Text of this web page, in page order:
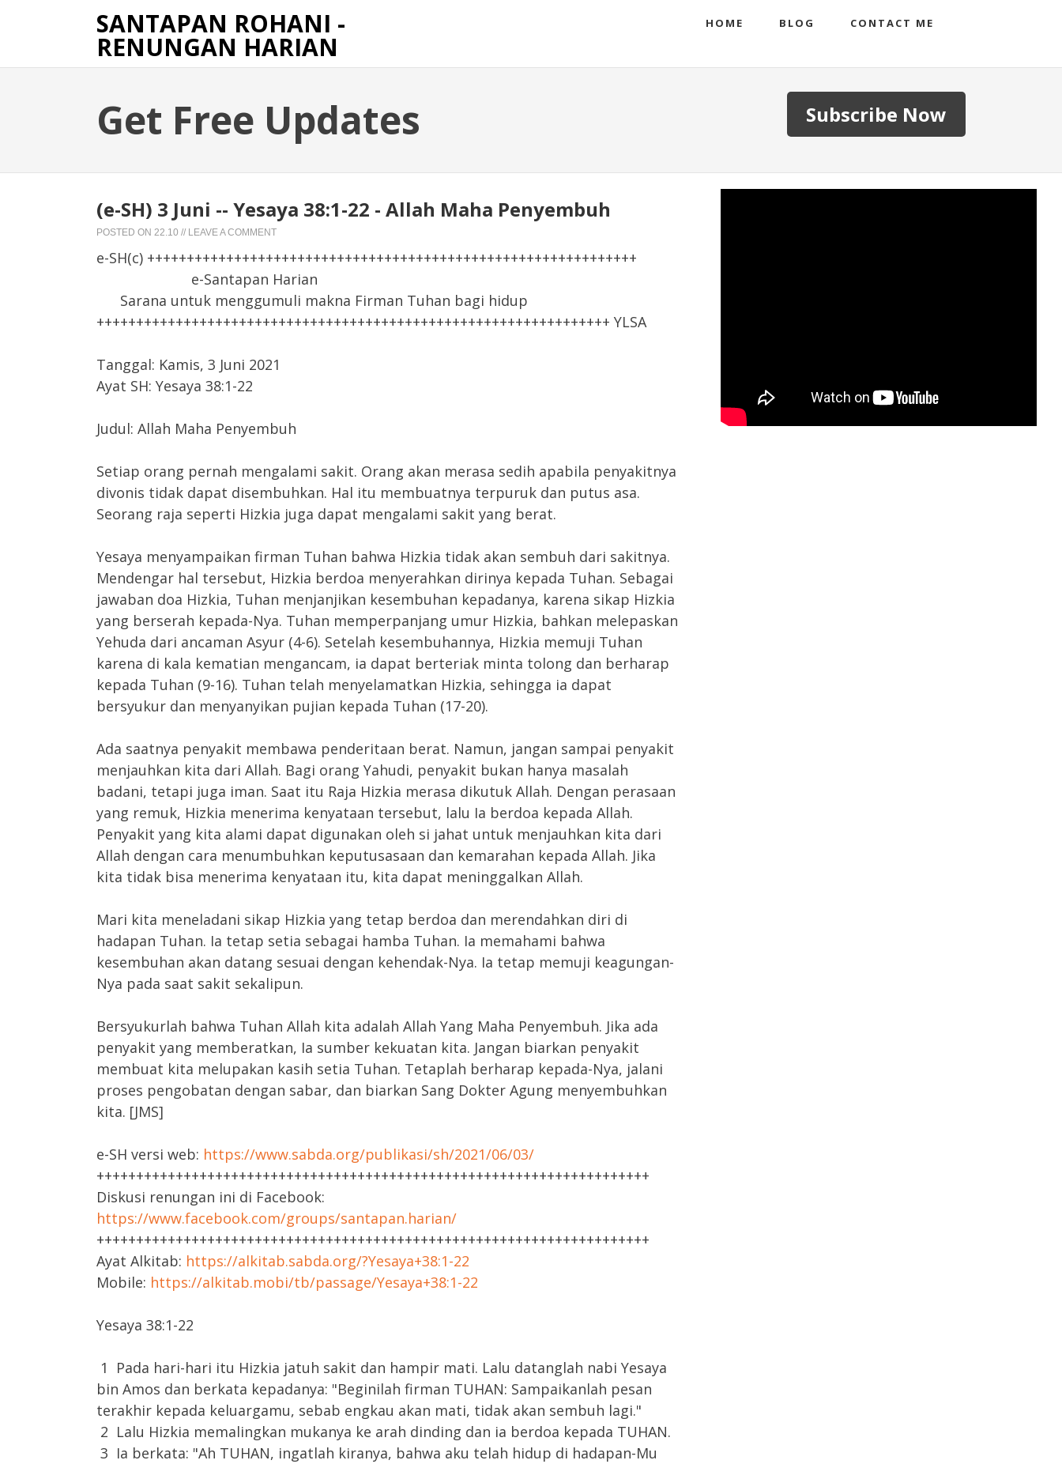
SANTAPAN ROHANI -
RENUNGAN HARIAN
HOME BLOG CONTACT ME
Get Free Updates Subscribe Now
(e-SH) 3 Juni -- Yesaya 38:1-22 - Allah Maha Penyembuh
POSTED ON 22.10 // LEAVE A COMMENT
e-SH(c) ++++++++++++++++++++++++++++++++++++++++++++++++++++++++++++++
e-Santapan Harian
Sarana untuk menggumuli makna Firman Tuhan bagi hidup
+++++++++++++++++++++++++++++++++++++++++++++++++++++++++++++++++ YLSA
Tanggal: Kamis, 3 Juni 2021
Ayat SH: Yesaya 38:1-22
Judul: Allah Maha Penyembuh
Setiap orang pernah mengalami sakit. Orang akan merasa sedih apabila penyakitnya
divonis tidak dapat disembuhkan. Hal itu membuatnya terpuruk dan putus asa.
Seorang raja seperti Hizkia juga dapat mengalami sakit yang berat.
Yesaya menyampaikan firman Tuhan bahwa Hizkia tidak akan sembuh dari sakitnya.
Mendengar hal tersebut, Hizkia berdoa menyerahkan dirinya kepada Tuhan. Sebagai
jawaban doa Hizkia, Tuhan menjanjikan kesembuhan kepadanya, karena sikap Hizkia
yang berserah kepada-Nya. Tuhan memperpanjang umur Hizkia, bahkan melepaskan
Yehuda dari ancaman Asyur (4-6). Setelah kesembuhannya, Hizkia memuji Tuhan
karena di kala kematian mengancam, ia dapat berteriak minta tolong dan berharap
kepada Tuhan (9-16). Tuhan telah menyelamatkan Hizkia, sehingga ia dapat
bersyukur dan menyanyikan pujian kepada Tuhan (17-20).
Ada saatnya penyakit membawa penderitaan berat. Namun, jangan sampai penyakit
menjauhkan kita dari Allah. Bagi orang Yahudi, penyakit bukan hanya masalah
badani, tetapi juga iman. Saat itu Raja Hizkia merasa dikutuk Allah. Dengan perasaan
yang remuk, Hizkia menerima kenyataan tersebut, lalu Ia berdoa kepada Allah.
Penyakit yang kita alami dapat digunakan oleh si jahat untuk menjauhkan kita dari
Allah dengan cara menumbuhkan keputusasaan dan kemarahan kepada Allah. Jika
kita tidak bisa menerima kenyataan itu, kita dapat meninggalkan Allah.
Mari kita meneladani sikap Hizkia yang tetap berdoa dan merendahkan diri di
hadapan Tuhan. Ia tetap setia sebagai hamba Tuhan. Ia memahami bahwa
kesembuhan akan datang sesuai dengan kehendak-Nya. Ia tetap memuji keagungan-
Nya pada saat sakit sekalipun.
Bersyukurlah bahwa Tuhan Allah kita adalah Allah Yang Maha Penyembuh. Jika ada
penyakit yang memberatkan, Ia sumber kekuatan kita. Jangan biarkan penyakit
membuat kita melupakan kasih setia Tuhan. Tetaplah berharap kepada-Nya, jalani
proses pengobatan dengan sabar, dan biarkan Sang Dokter Agung menyembuhkan
kita. [JMS]
e-SH versi web: https://www.sabda.org/publikasi/sh/2021/06/03/
++++++++++++++++++++++++++++++++++++++++++++++++++++++++++++++++++++++
Diskusi renungan ini di Facebook:
https://www.facebook.com/groups/santapan.harian/
++++++++++++++++++++++++++++++++++++++++++++++++++++++++++++++++++++++
Ayat Alkitab: https://alkitab.sabda.org/?Yesaya+38:1-22
Mobile: https://alkitab.mobi/tb/passage/Yesaya+38:1-22
Yesaya 38:1-22
1 Pada hari-hari itu Hizkia jatuh sakit dan hampir mati. Lalu datanglah nabi Yesaya
bin Amos dan berkata kepadanya: "Beginilah firman TUHAN: Sampaikanlah pesan
terakhir kepada keluargamu, sebab engkau akan mati, tidak akan sembuh lagi."
2 Lalu Hizkia memalingkan mukanya ke arah dinding dan ia berdoa kepada TUHAN.
3 Ia berkata: "Ah TUHAN, ingatlah kiranya, bahwa aku telah hidup di hadapan-Mu